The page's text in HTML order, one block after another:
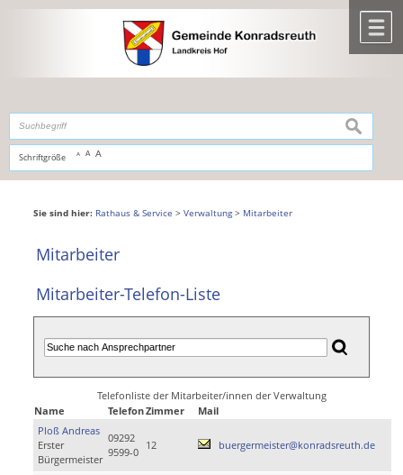
,zur Navigationoderzur Startseitespringen.
Schriftgröße A A A
suchen
Sie sind hier: Rathaus & Service > Verwaltung> Mitarbeiter
Mitarbeiter
Mitarbeiter-Telefon-Liste
Telefonliste der Mitarbeiter/innen der Verwaltung
Name
TelefonZimmer
Mail
Ploß Andreas
Erster
Bürgermeister
09292
9599-0
12 buergermeister@konradsreuth.de